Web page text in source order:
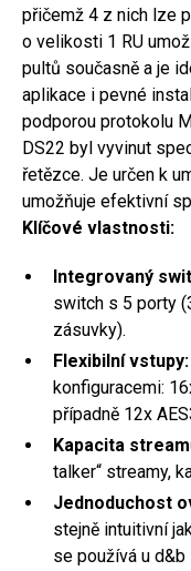
přičemž 4 z nich lze
o velikosti 1 RU
pultů současně a je
aplikace i pevné
podporou protokolu
DS22 byl vyvinut
řetězce. Je určen k
umožňuje efektivní
Klíčové vlastnosti:
Integrovaný
switch s 5 porty
zásuvky).
Flexibilní vstupy:
konfiguracemi:
případně 12x
Kapacita
talker“ streamy,
Jednoduchost
stejně intuitivní
se používá u